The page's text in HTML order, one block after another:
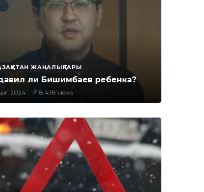
ЖАҢАЛЫҚТАРЫ
ли Бишимбаев ребенка?
2024 8,438 views